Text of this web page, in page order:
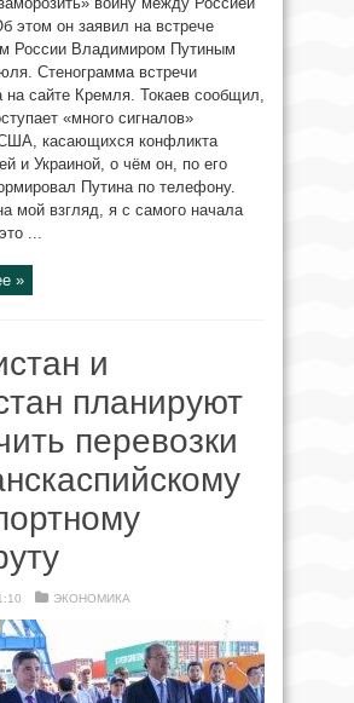
этом он заявил на встрече
России Владимиром Путиным
Стенограмма встречи
на сайте Кремля. Токаев сообщил,
«много сигналов»
касающихся конфликта
и Украиной, о чём он, по его
Путина по телефону.
мой взгляд, я с самого начала
...
»
и
планируют
перевозки
ЭКОНОМИКА